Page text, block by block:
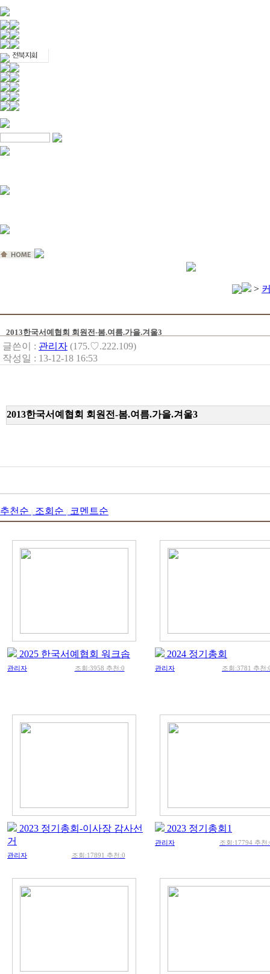
>
2013한국서예협회 회원전-봄.여름.가을.겨울3
글쓴이 : 관리자 (175.♡.222.109)
작성일 : 13-12-18 16:53
2013한국서예협회 회원전-봄.여름.가을.겨울3
추천순 조회순 코멘트순
2025 한국서예협회 워크솝
관리자 조회:3958 추천:0
2024 정기총회
관리자 조회:3781 추천
2023 정기총회-이사장 감사선
거
관리자 조회:17891 추천:0
2023 정기총회1
관리자 조회:17794 추천